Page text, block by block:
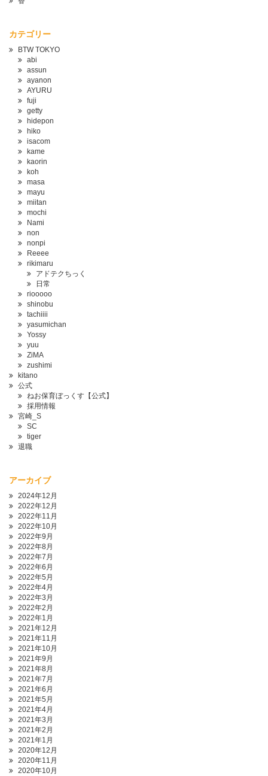
カテゴリー
BTW TOKYO
abi
assun
ayanon
AYURU
fuji
getty
hidepon
hiko
isacom
kame
kaorin
koh
masa
mayu
miitan
mochi
Nami
non
nonpi
Reeee
rikimaru
アドテクちっく
日常
riooooo
shinobu
tachiiii
yasumichan
Yossy
yuu
ZiMA
zushimi
kitano
公式
ねお保育ぼっくす【公式】
採用情報
宮崎_S
SC
tiger
退職
アーカイブ
2024年12月
2022年12月
2022年11月
2022年10月
2022年9月
2022年8月
2022年7月
2022年6月
2022年5月
2022年4月
2022年3月
2022年2月
2022年1月
2021年12月
2021年11月
2021年10月
2021年9月
2021年8月
2021年7月
2021年6月
2021年5月
2021年4月
2021年3月
2021年2月
2021年1月
2020年12月
2020年11月
2020年10月